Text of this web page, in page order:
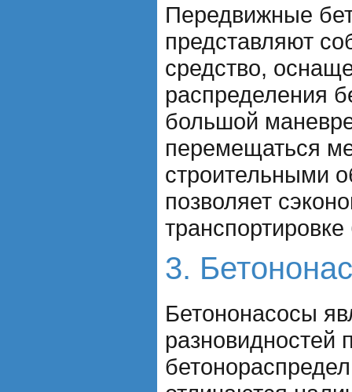
Передвижные
представляют
средство,
распределения
большой
перемещаться
строительными
позволяет
3.
Бетононасосы
разновидностей